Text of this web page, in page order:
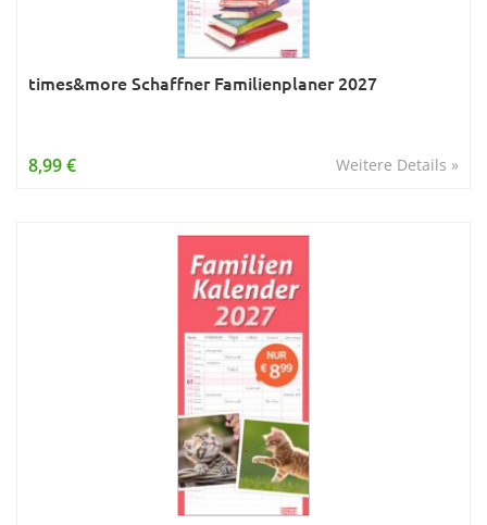
times&more Schaffner Familienplaner 2027
Weitere Details »
8,99 €